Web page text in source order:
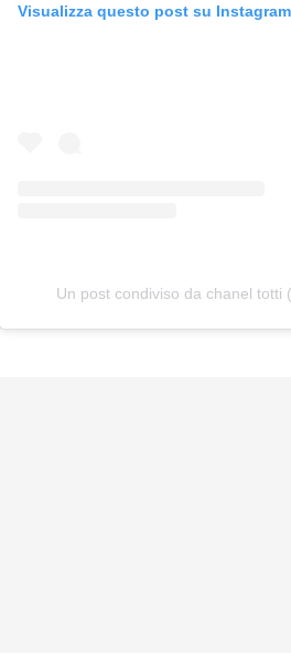
Visualizza questo post su Instagram
Un post condiviso da chanel totti